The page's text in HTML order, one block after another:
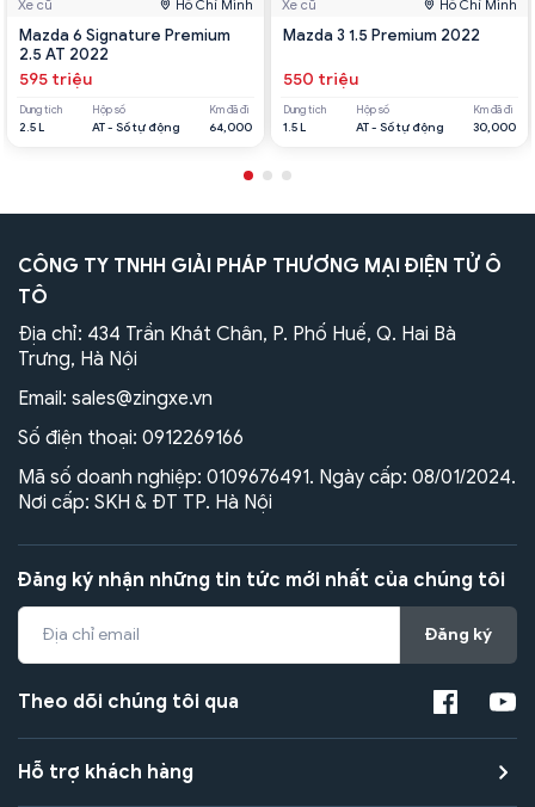
Xe cũ Hồ Chí Minh
Mazda 6 Signature Premium
2.5 AT 2022
595 triệu
Dung tích
2.5 L
Hộp số
AT - Số tự động
Km đã đi
64,000
Xe cũ Hồ Chí Minh
Mazda 3 1.5 Premium 2022
550 triệu
Dung tích
1.5 L
Hộp số
AT - Số tự động
Km đã đi
30,000
CÔNG TY TNHH GIẢI PHÁP THƯƠNG MẠI ĐIỆN TỬ Ô
TÔ
Địa chỉ: 434 Trần Khát Chân, P. Phố Huế, Q. Hai Bà
Trưng, Hà Nội
Email: sales@zingxe.vn
Số điện thoại: 0912269166
Mã số doanh nghiệp: 0109676491. Ngày cấp: 08/01/2024.
Nơi cấp: SKH & ĐT TP. Hà Nội
Đăng ký nhận những tin tức mới nhất của chúng tôi
Đăng ký
Theo dõi chúng tôi qua
Hỗ trợ khách hàng